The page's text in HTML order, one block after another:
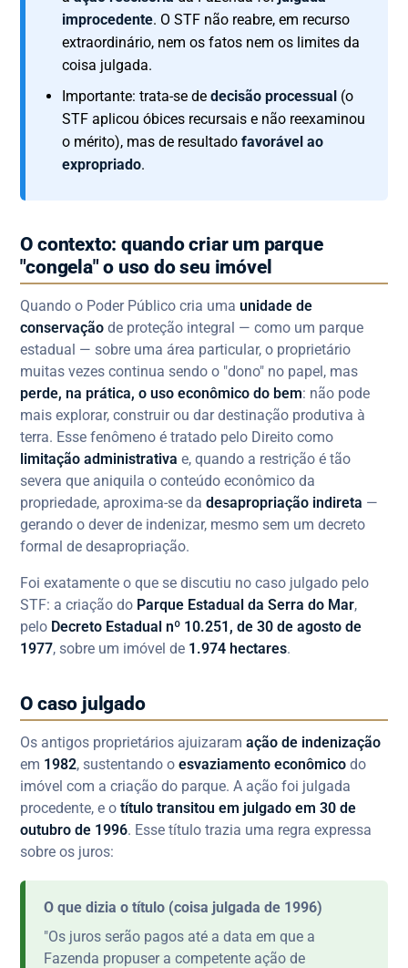
improcedente. O STF não reabre, em recurso
extraordinário, nem os fatos nem os limites da
coisa julgada.
Importante: trata-se dedecisão processual (o
STF aplicou óbices recursais e não reexaminou
o mérito), mas de resultadofavorável ao
expropriado.
O contexto: quando criar um parque
"congela" o uso do seu imóvel
Quando o Poder Público cria umaunidade de
conservação de proteção integral — como um parque
estadual — sobre uma área particular, o proprietário
muitas vezes continua sendo o "dono" no papel, mas
perde, na prática, o uso econômico do bem: não pode
mais explorar, construir ou dar destinação produtiva à
terra. Esse fenômeno é tratado pelo Direito como
limitação administrativa e, quando a restrição é tão
severa que aniquila o conteúdo econômico da
propriedade, aproxima-se dadesapropriação indireta —
gerando o dever de indenizar, mesmo sem um decreto
formal de desapropriação.
Foi exatamente o que se discutiu no caso julgado pelo
STF: a criação do Parque Estadual da Serra do Mar,
pelo Decreto Estadual nº 10.251, de 30 de agosto de
1977, sobre um imóvel de 1.974 hectares.
O caso julgado
Os antigos proprietários ajuizaramação de indenização
em 1982, sustentando oesvaziamento econômico do
imóvel com a criação do parque. A ação foi julgada
procedente, e otítulo transitou em julgado em 30 de
outubro de 1996. Esse título trazia uma regra expressa
sobre os juros:
O que dizia o título (coisa julgada de 1996)
"Os juros serão pagos até a data em que a
Fazenda propuser a competente ação de